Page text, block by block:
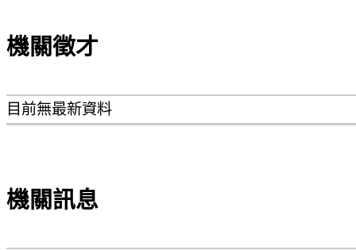
機關徵才
目前無最新資料
機關訊息